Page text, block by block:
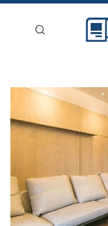
新聞稿分類
登入